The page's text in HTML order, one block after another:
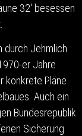
32′ besessen
durch Jehmlich
er Jahre
konkrete Pläne
Auch ein
Bundesrepublik
Sicherung